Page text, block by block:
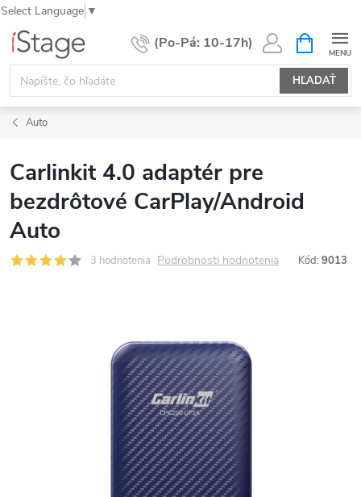
Select Language ▼
Prejsť
obsah
HĽADAŤ
KOŠÍK
Auto
Carlinkit 4.0 adaptér pre
bezdrôtové CarPlay/Android
Auto
3 hodnotenia Podrobnosti hodnotenia Kód: 9013